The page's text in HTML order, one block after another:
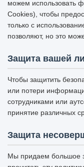
можем использовать
Cookies), чтобы
только с
позволяют, но это
Защита вашей
Чтобы защитить
или потери
сотрудниками или
принятие различных
Защита
Мы придаем большое